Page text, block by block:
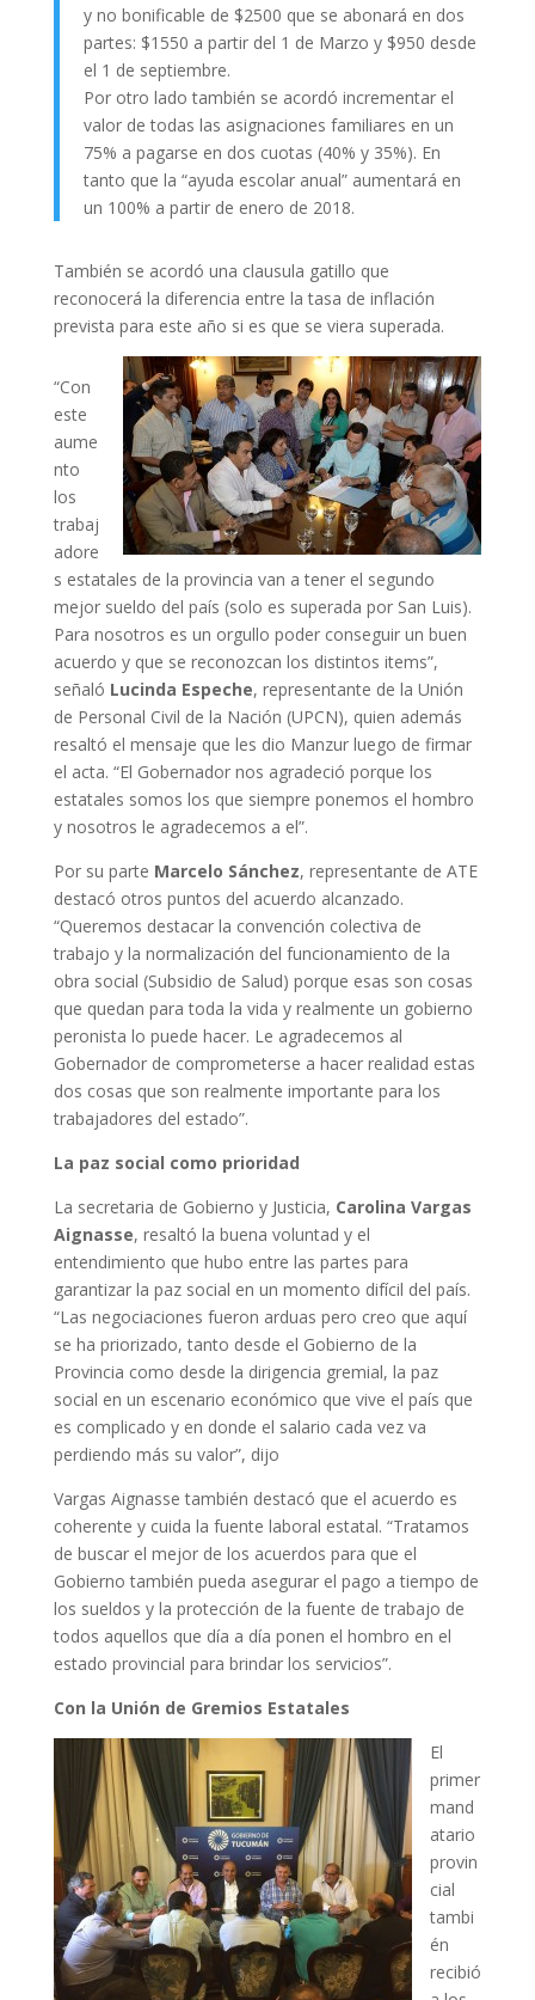
y no bonificable de $2500 que se abonará en dos
partes: $1550 a partir del 1 de Marzo y $950 desde
el 1 de septiembre.
Por otro lado también se acordó incrementar el
valor de todas las asignaciones familiares en un
75% a pagarse en dos cuotas (40% y 35%). En
tanto que la “ayuda escolar anual” aumentará en
un 100% a partir de enero de 2018.
También se acordó una clausula gatillo que
reconocerá la diferencia entre la tasa de inflación
prevista para este año si es que se viera superada.
“Con
este
aume
nto
los
trabaj
adore
s estatales de la provincia van a tener el segundo
mejor sueldo del país (solo es superada por San Luis).
Para nosotros es un orgullo poder conseguir un buen
acuerdo y que se reconozcan los distintos items”,
señaló Lucinda Espeche, representante de la Unión
de Personal Civil de la Nación (UPCN), quien además
resaltó el mensaje que les dio Manzur luego de firmar
el acta. “El Gobernador nos agradeció porque los
estatales somos los que siempre ponemos el hombro
y nosotros le agradecemos a el”.
Por su parte Marcelo Sánchez, representante de ATE
destacó otros puntos del acuerdo alcanzado.
“Queremos destacar la convención colectiva de
trabajo y la normalización del funcionamiento de la
obra social (Subsidio de Salud) porque esas son cosas
que quedan para toda la vida y realmente un gobierno
peronista lo puede hacer. Le agradecemos al
Gobernador de comprometerse a hacer realidad estas
dos cosas que son realmente importante para los
trabajadores del estado”.
La paz social como prioridad
La secretaria de Gobierno y Justicia, Carolina Vargas
Aignasse, resaltó la buena voluntad y el
entendimiento que hubo entre las partes para
garantizar la paz social en un momento difícil del país.
“Las negociaciones fueron arduas pero creo que aquí
se ha priorizado, tanto desde el Gobierno de la
Provincia como desde la dirigencia gremial, la paz
social en un escenario económico que vive el país que
es complicado y en donde el salario cada vez va
perdiendo más su valor”, dijo
Vargas Aignasse también destacó que el acuerdo es
coherente y cuida la fuente laboral estatal. “Tratamos
de buscar el mejor de los acuerdos para que el
Gobierno también pueda asegurar el pago a tiempo de
los sueldos y la protección de la fuente de trabajo de
todos aquellos que día a día ponen el hombro en el
estado provincial para brindar los servicios”.
Con la Unión de Gremios Estatales
El
primer
mand
atario
provin
cial
tambi
én
recibió